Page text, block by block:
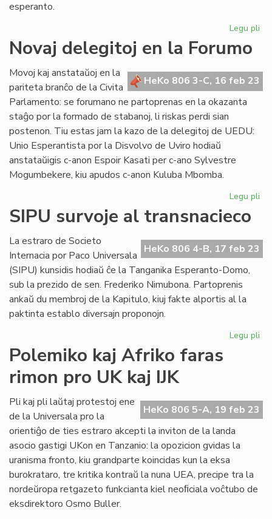
esperanto.
Legu pli
de
Novaj delegitoj en la Forumo
HeKo 806 3-C, 16 feb 23
Movoj kaj anstataŭoj en la
pariteta branĉo de la Civita
Parlamento: se forumano ne partoprenas en la okazanta
staĝo por la formado de stabanoj, li riskas perdi sian
postenon. Tiu estas jam la kazo de la delegitoj de UEDU:
Unio Esperantista por la Disvolvo de Uviro hodiaŭ
anstataŭigis c-anon Espoir Kasati per c-ano Sylvestre
Mogumbekere, kiu apudos c-anon Kuluba Mbomba.
Legu pli
SIPU survoje al transnacieco
HeKo 806 4-B, 17 feb 23
La estraro de Societo
Internacia por Paco Universala
(SIPU) kunsidis hodiaŭ ĉe la Tanganika Esperanto-Domo,
sub la prezido de sen. Frederiko Nimubona. Partoprenis
ankaŭ du membroj de la Kapitulo, kiuj fakte alportis al la
paktinta establo diversajn proponojn.
Legu pli
Polemiko kaj Afriko faras
rimon pro UK kaj IJK
HeKo 806 5-A, 19 feb 23
Pli kaj pli laŭtaj protestoj ene
de la Universala pro la
orientiĝo de ties estraro akcepti la inviton de la landa
asocio gastigi UKon en Tanzanio: la opozicion gvidas la
uranisma fronto, kiu grandparte koincidas kun la eksa
burokrataro, tre kritika kontraŭ la nuna UEA, precipe tra la
nordeŭropa retgazeto funkcianta kiel neoﬁciala voĉtubo de
eksdirektoro Osmo Buller.